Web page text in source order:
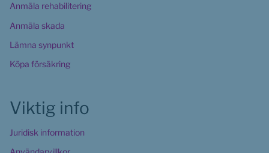
Anmäla rehabilitering
Anmäla skada
Lämna synpunkt
Köpa försäkring
Viktig info
Juridisk information